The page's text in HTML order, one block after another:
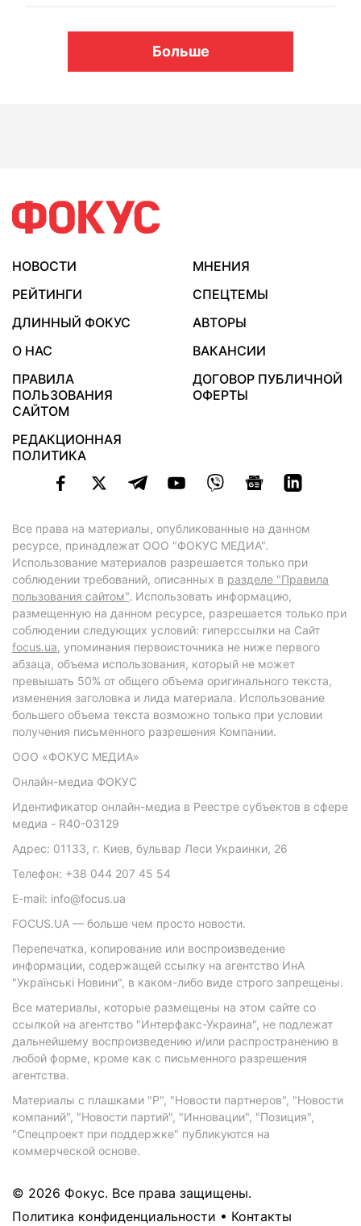
Больше
НОВОСТИ
МНЕНИЯ
РЕЙТИНГИ
СПЕЦТЕМЫ
ДЛИННЫЙ ФОКУС
АВТОРЫ
О НАС
ВАКАНСИИ
ПРАВИЛА
ПОЛЬЗОВАНИЯ
САЙТОМ
ДОГОВОР ПУБЛИЧНОЙ
ОФЕРТЫ
РЕДАКЦИОННАЯ
ПОЛИТИКА
Все права на материалы, опубликованные на данном
ресурсе, принадлежат ООО "ФОКУС МЕДИА".
Использование материалов разрешается только при
соблюдении требований, описанных в разделе "Правила
пользования сайтом". Использовать информацию,
размещенную на данном ресурсе, разрешается только при
соблюдении следующих условий: гиперссылки на Сайт
focus.ua, упоминания первоисточника не ниже первого
абзаца, объема использования, который не может
превышать 50% от общего объема оригинального текста,
изменения заголовка и лида материала. Использование
большего объема текста возможно только при условии
получения письменного разрешения Компании.
ООО «ФОКУС МЕДИА»
Онлайн-медиа ФОКУС
Идентификатор онлайн-медиа в Реестре субъектов в сфере
медиа - R40-03129
Адрес: 01133, г. Киев, бульвар Леси Украинки, 26
Телефон: +38 044 207 45 54
E-mail: info@focus.ua
FOCUS.UA — больше чем просто новости.
Перепечатка, копирование или воспроизведение
информации, содержащей ссылку на агентство ИнА
"Українські Новини", в каком-либо виде строго запрещены.
Все материалы, которые размещены на этом сайте со
ссылкой на агентство "Интерфакс-Украина", не подлежат
дальнейшему воспроизведению и/или распространению в
любой форме, кроме как с письменного разрешения
агентства.
Материалы с плашками "Р", "Новости партнеров", "Новости
компаний", "Новости партий", "Инновации", "Позиция",
"Спецпроект при поддержке" публикуются на
коммерческой основе.
© 2026 Фокус. Все права защищены.
Политика конфиденциальности • Контакты